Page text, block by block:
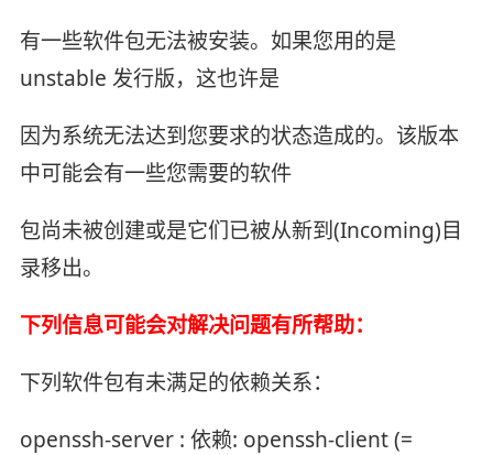
有一些软件包无法被安装。如果您用的是
unstable 发行版，这也许是
因为系统无法达到您要求的状态造成的。该版本
中可能会有一些您需要的软件
包尚未被创建或是它们已被从新到(Incoming)目
录移出。
下列信息可能会对解决问题有所帮助：
下列软件包有未满足的依赖关系：
openssh-server : 依赖: openssh-client (=